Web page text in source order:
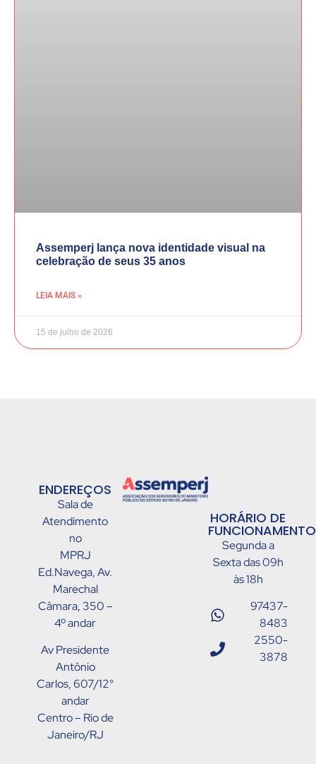
Assemperj lança nova identidade visual na
celebração de seus 35 anos
LEIA MAIS »
15 de julho de 2026
ENDEREÇOS
Sala de
Atendimento
no
MPRJ
Ed.Navega, Av.
Marechal
Câmara, 350 –
4º andar
Av Presidente
Antônio
Carlos, 607/12°
andar
Centro – Rio de
Janeiro/RJ
HORÁRIO DE
Segunda a
Sexta das 09h
às 18h
97437-
8483
2550-
3878